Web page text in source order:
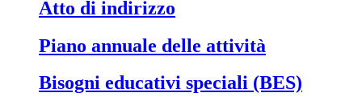
Atto di indirizzo
Piano annuale delle attività
Bisogni educativi speciali (BES)